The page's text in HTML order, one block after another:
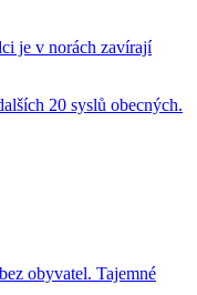
je v norách zavírají
20 syslů obecných.
obyvatel. Tajemné